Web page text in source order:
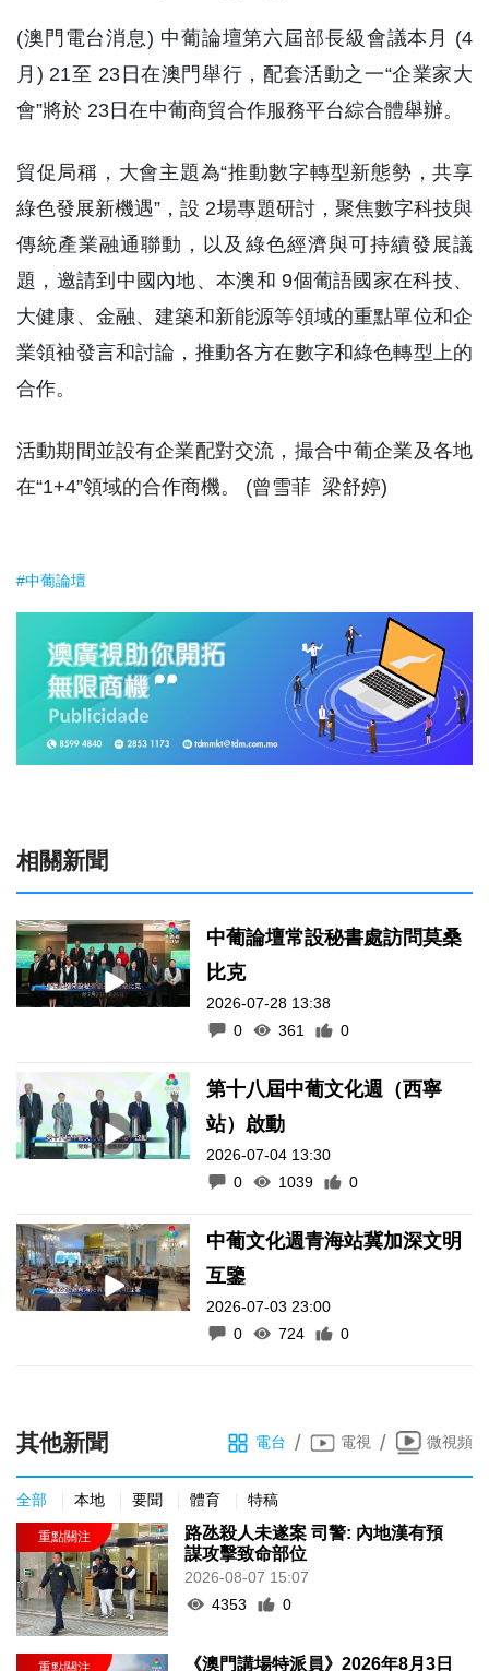
(澳門電台消息) 中葡論壇第六屆部長級會議本月 (4
月) 21至 23日在澳門舉行，配套活動之一“企業家大
會”將於 23日在中葡商貿合作服務平台綜合體舉辦。
貿促局稱，大會主題為“推動數字轉型新態勢，共享
綠色發展新機遇”，設 2場專題研討，聚焦數字科技與
傳統產業融通聯動，以及綠色經濟與可持續發展議
題，邀請到中國內地、本澳和 9個葡語國家在科技、
大健康、金融、建築和新能源等領域的重點單位和企
業領袖發言和討論，推動各方在數字和綠色轉型上的
合作。
活動期間並設有企業配對交流，撮合中葡企業及各地
在“1+4”領域的合作商機。 (曾雪菲 梁舒婷)
#中葡論壇
相關新聞
中葡論壇常設秘書處訪問莫桑
比克
2026-07-28 13:38
0
361 0
第十八屆中葡文化週（西寧
站）啟動
2026-07-04 13:30
0
1039 0
中葡文化週青海站冀加深文明
互鑒
2026-07-03 23:00
0
724 0
其他新聞 電台 / 電視 / 微視頻
全部 本地 要聞 體育 特稿
路氹殺人未遂案 司警: 內地漢有預
謀攻擊致命部位
2026-08-07 15:07
4353
0
《澳門講場特派員》2026年8月3日